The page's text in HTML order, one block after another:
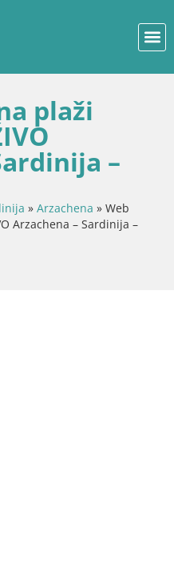
plaži
–
» Arzachena » Web
Arzachena – Sardinija –